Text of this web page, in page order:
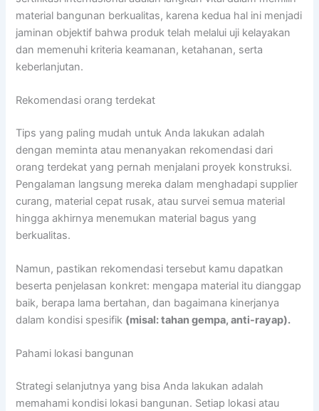
material bangunan berkualitas, karena kedua hal ini menjadi
jaminan objektif bahwa produk telah melalui uji kelayakan
dan memenuhi kriteria keamanan, ketahanan, serta
keberlanjutan.
Rekomendasi orang terdekat
Tips yang paling mudah untuk Anda lakukan adalah
dengan meminta atau menanyakan rekomendasi dari
orang terdekat yang pernah menjalani proyek konstruksi.
Pengalaman langsung mereka dalam menghadapi supplier
curang, material cepat rusak, atau survei semua material
hingga akhirnya menemukan material bagus yang
berkualitas.
Namun, pastikan rekomendasi tersebut kamu dapatkan
beserta penjelasan konkret: mengapa material itu dianggap
baik, berapa lama bertahan, dan bagaimana kinerjanya
dalam kondisi spesifik (misal: tahan gempa, anti-rayap).
Pahami lokasi bangunan
Strategi selanjutnya yang bisa Anda lakukan adalah
memahami kondisi lokasi bangunan. Setiap lokasi atau